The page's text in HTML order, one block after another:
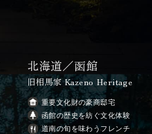
北海道／函館
旧相馬家 Kazeno Heritage
重要文化財の豪商邸宅
函館の歴史を紡ぐ文化体験
道南の旬を味わうフレンチ